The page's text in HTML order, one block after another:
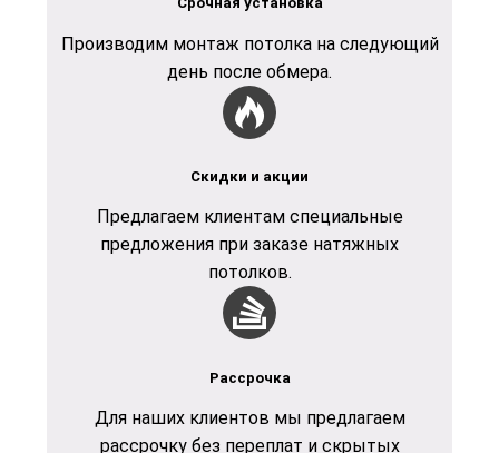
Производим монтаж потолка на следующий
день после обмера.
Скидки и акции
Предлагаем клиентам специальные
предложения при заказе натяжных
потолков.
Рассрочка
Для наших клиентов мы предлагаем
рассрочку без переплат и скрытых